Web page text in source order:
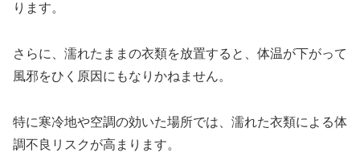
ります。
さらに、濡れたままの衣類を放置すると、体温が下がって
風邪をひく原因にもなりかねません。
特に寒冷地や空調の効いた場所では、濡れた衣類による体
調不良リスクが高まります。